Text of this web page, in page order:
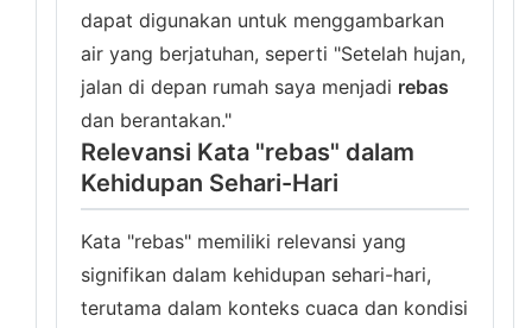
dapat digunakan untuk menggambarkan
air yang berjatuhan, seperti "Setelah hujan,
jalan di depan rumah saya menjadi rebas
dan berantakan."
Relevansi Kata "rebas" dalam
Kehidupan Sehari-Hari
Kata "rebas" memiliki relevansi yang
signifikan dalam kehidupan sehari-hari,
terutama dalam konteks cuaca dan kondisi